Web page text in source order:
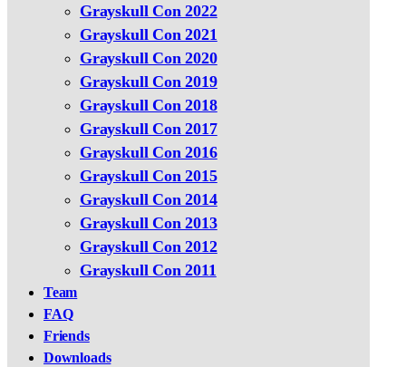
Grayskull Con 2022
Grayskull Con 2021
Grayskull Con 2020
Grayskull Con 2019
Grayskull Con 2018
Grayskull Con 2017
Grayskull Con 2016
Grayskull Con 2015
Grayskull Con 2014
Grayskull Con 2013
Grayskull Con 2012
Grayskull Con 2011
Team
FAQ
Friends
Downloads